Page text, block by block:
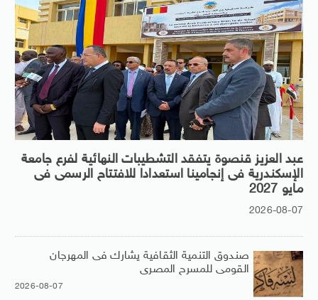
عبد العزيز قنصوة يتفقد التشطيبات النهائية لفرع جامعة
الإسكندرية فى إنجامينا استعدادا للافتتاح الرسمى فى
مايو 2027
2026-08-07
صندوق التنمية الثقافية يشارك فى المهرجان
القومى للمسرح المصرى
2026-08-07